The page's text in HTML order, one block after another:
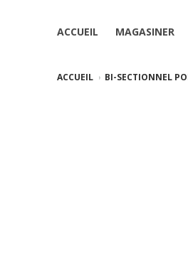
ACCUEIL MAGASINER
ACCUEIL BI-SECTIONNEL